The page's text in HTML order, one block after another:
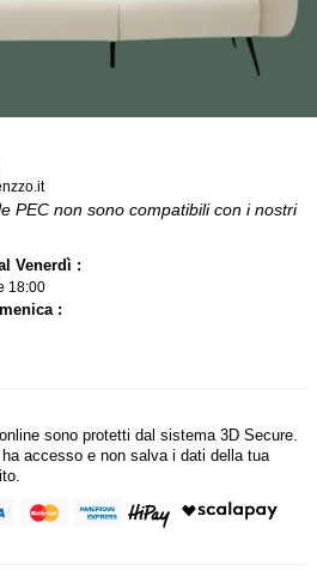
PEC non sono compatibili con i nostri
Venerdì :
18:00
:
online sono protetti dal sistema 3D Secure.
ha accesso e non salva i dati della tua